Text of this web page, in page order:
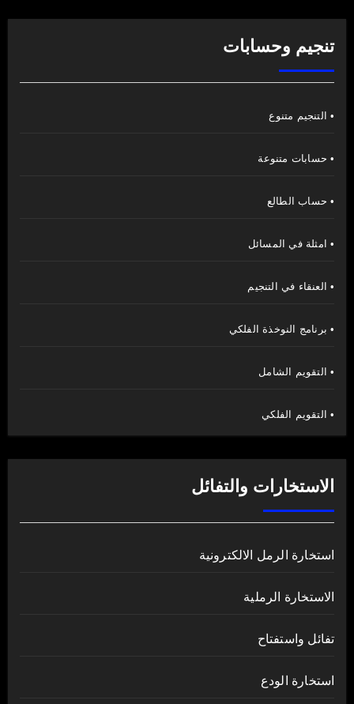
تنجيم وحسابات
• التنجيم متنوع
• حسابات متنوعة
• حساب الطالع
• امثلة في المسائل
• العنقاء في التنجيم
• برنامج النوخذة الفلكي
• التقويم الشامل
• التقويم الفلكي
الاستخارات والتفائل
استخارة الرمل الالكترونية
الاستخارة الرملية
تفائل واستفتاح
استخارة الودع